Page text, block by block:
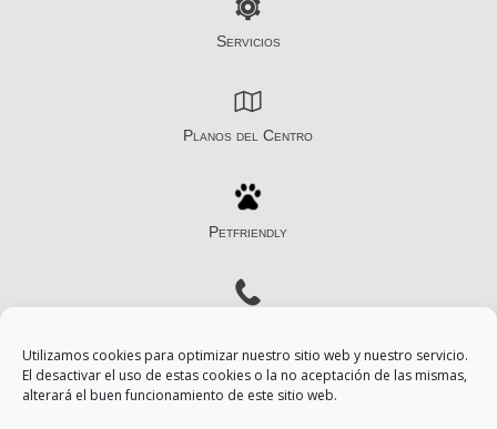
Utilizamos cookies para optimizar nuestro sitio web y nuestro servicio.
El desactivar el uso de estas cookies o la no aceptación de las mismas,
alterará el buen funcionamiento de este sitio web.
Servicios
Planos del Centro
Petfriendly